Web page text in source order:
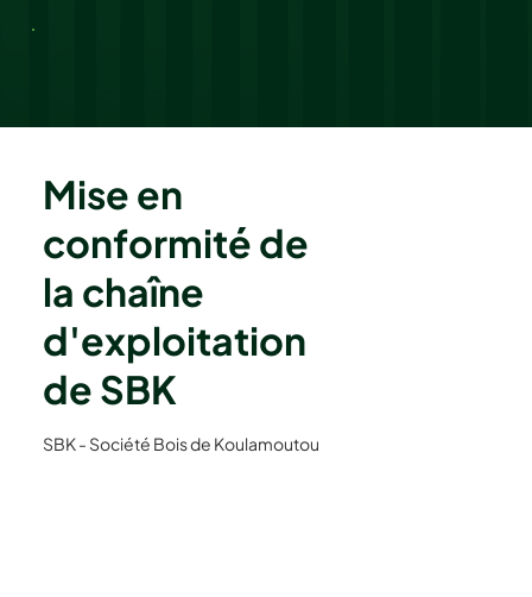
Mise en
conformité de
la chaîne
d'exploitation
de SBK
SBK - Société Bois de Koulamoutou